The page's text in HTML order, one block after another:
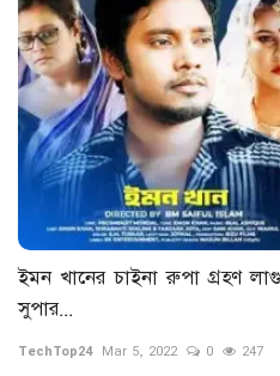
ইমন খানের চাইনা রুপা গ্রহণ
সুপার...
TechTop24 Mar 5, 2022 0 247